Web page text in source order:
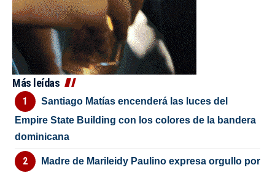
Más leídas
Santiago Matías encenderá las luces del
Empire State Building con los colores de la bandera
dominicana
Madre de Marileidy Paulino expresa orgullo por